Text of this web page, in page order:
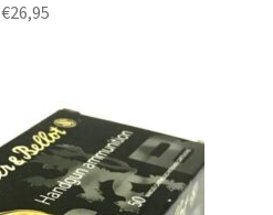
€26,95